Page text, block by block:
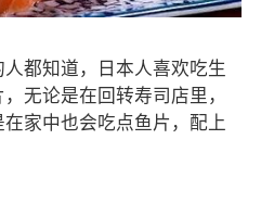
都知道，日本人喜欢吃生
无论是在回转寿司店里，
家中也会吃点鱼片，配上